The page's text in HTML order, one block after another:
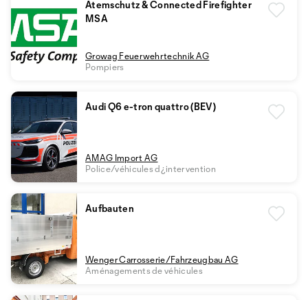
Atemschutz & Connected Firefighter
MSA
Growag Feuerwehrtechnik AG
Pompiers
Audi Q6 e-tron quattro (BEV)
AMAG Import AG
Police/véhicules d¿intervention
Aufbauten
Wenger Carrosserie/Fahrzeugbau AG
Aménagements de véhicules